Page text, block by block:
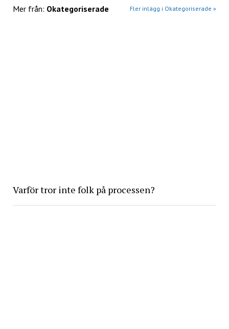
Mer från: Okategoriserade Fler inlägg i Okategoriserade »
Varför tror inte folk på processen?